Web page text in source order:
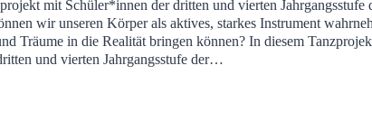
mit Schüler*innen der dritten und vierten Jahrgangsstufe
wir unseren Körper als aktives, starkes Instrument
Träume in die Realität bringen können? In diesem
und vierten Jahrgangsstufe der…